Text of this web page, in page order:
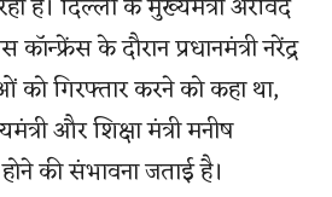
है। दिल्ली के मुख्यमंत्री अरविंद
के दौरान प्रधानमंत्री नरेंद्र
गिरफ्तार करने को कहा था,
और शिक्षा मंत्री मनीष
की संभावना जताई है।